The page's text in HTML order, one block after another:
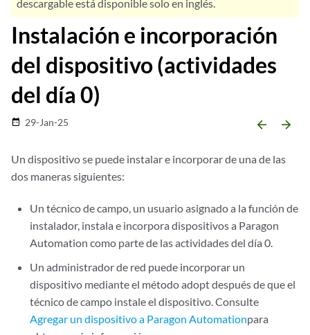
descargable está disponible solo en inglés.
Instalación e incorporación
del dispositivo (actividades
del día 0)
date_range 29-Jan-25 arrow_backward arrow_forward
Un dispositivo se puede instalar e incorporar de una de las
dos maneras siguientes:
Un técnico de campo, un usuario asignado a la función de
instalador, instala e incorpora dispositivos a Paragon
Automation como parte de las actividades del día 0.
Un administrador de red puede incorporar un
dispositivo mediante el método adopt después de que el
técnico de campo instale el dispositivo. Consulte
Agregar un dispositivo a Paragon Automationpara